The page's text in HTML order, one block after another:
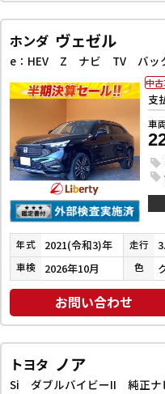
ホンダ ヴェゼル
支
車
中
年式 2021(令和3)年 走行
車検 2026年10月 色
お問い合わせ
トヨタ ノア